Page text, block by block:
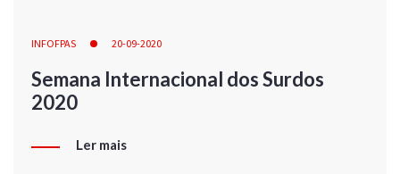
INFOFPAS 20-09-2020
Semana Internacional dos Surdos
2020
Ler mais